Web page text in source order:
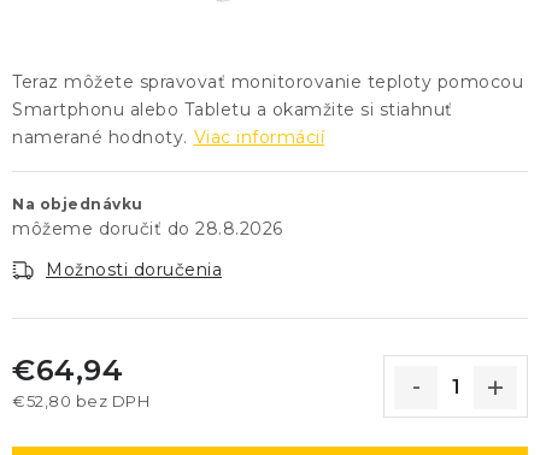
Teraz môžete spravovať monitorovanie teploty pomocou
Smartphonu alebo Tabletu a okamžite si stiahnuť
namerané hodnoty. Viac informácií
Na objednávku
28.8.2026
Možnosti doručenia
€64,94
€52,80 bez DPH